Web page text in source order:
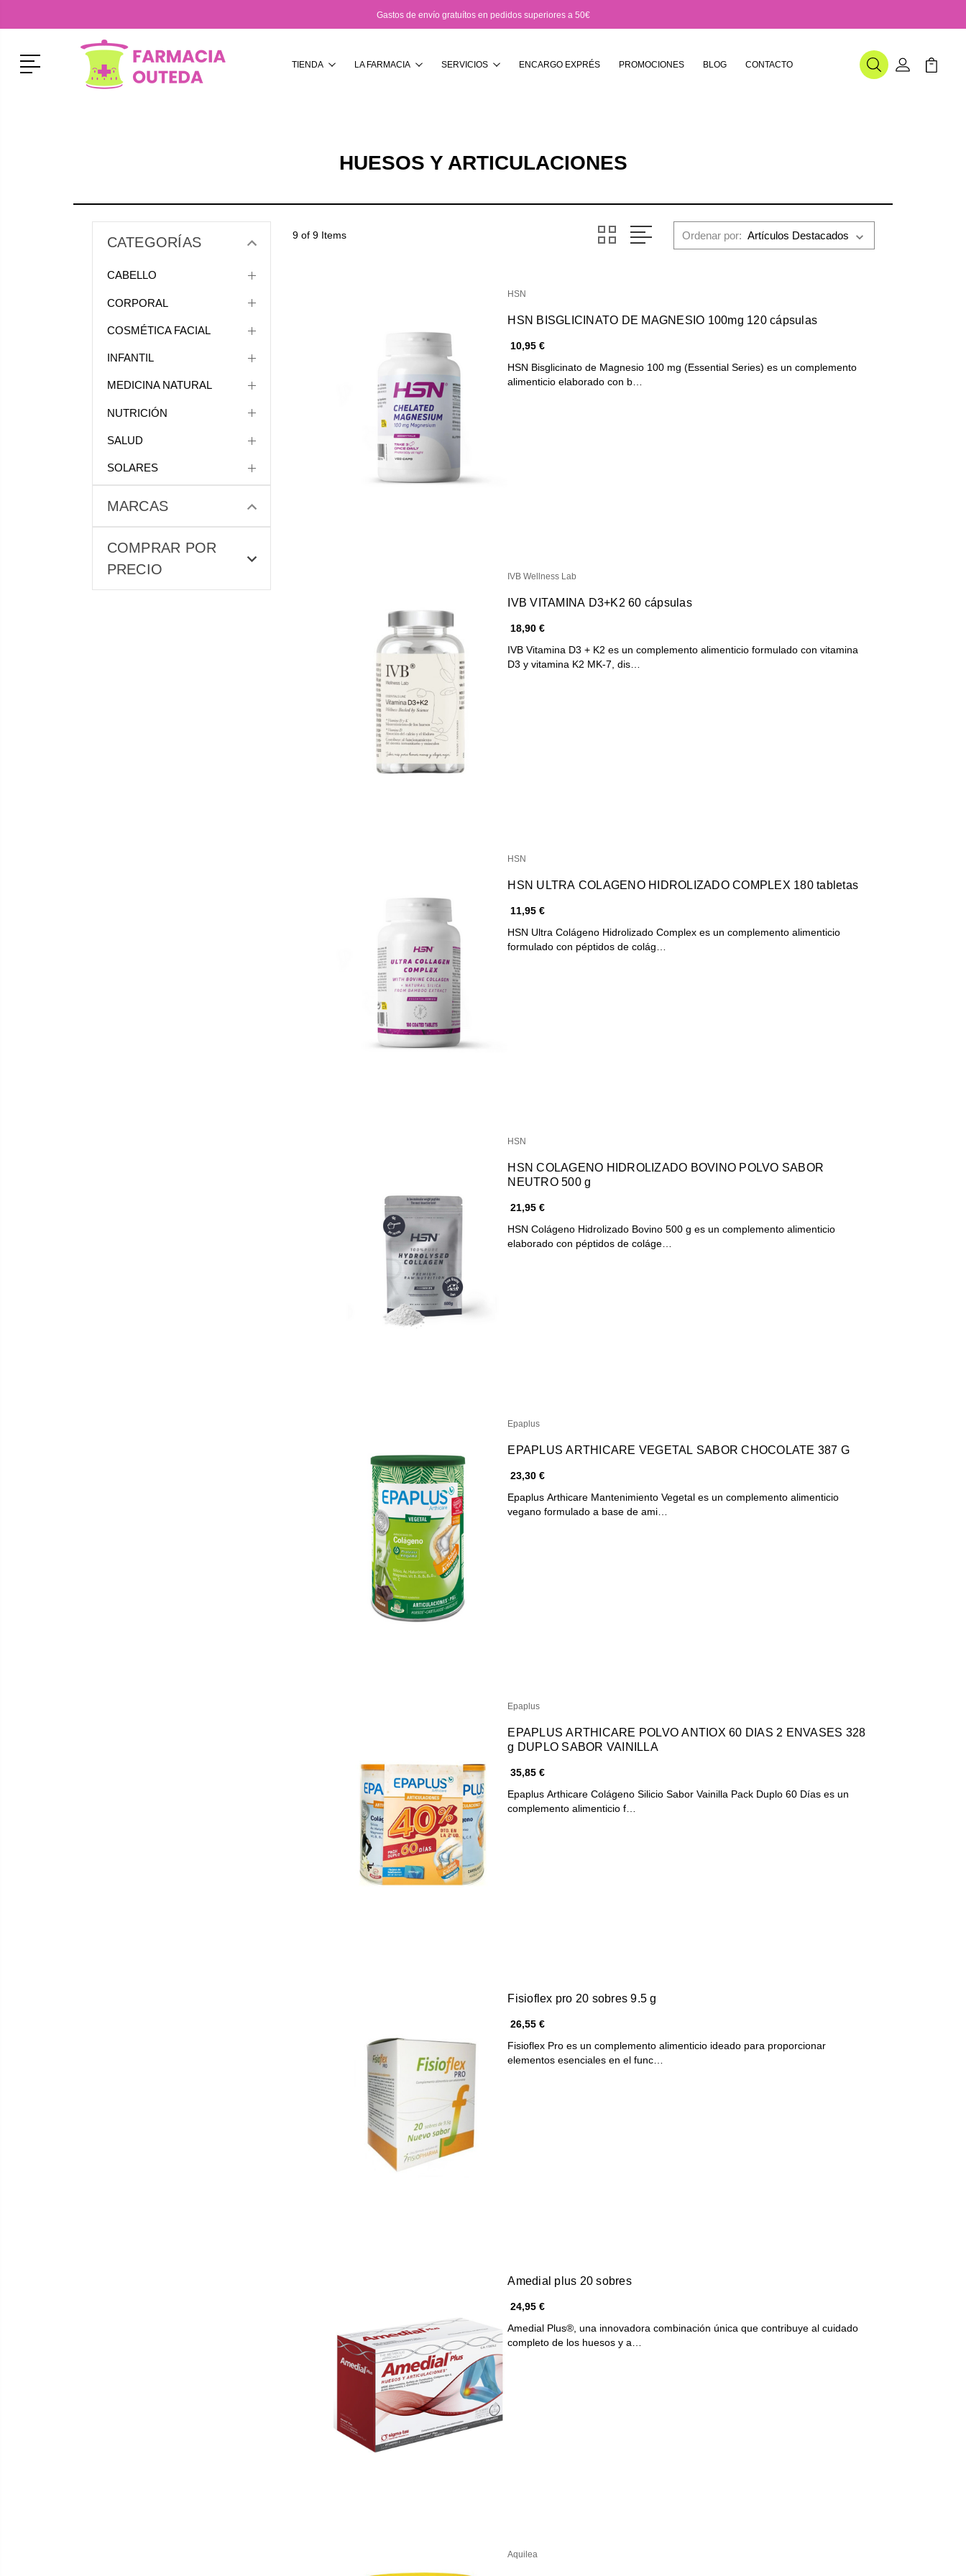
Gastos de envío gratuítos en pedidos superiores a 50€
Menú TIENDA LA FARMACIA SERVICIOS ENCARGO EXPRÉS PROMOCIONES BLOG CONTACTO BuscarMi Cuenta
Mi
HUESOS Y ARTICULACIONES
CATEGORÍAS
CABELLO
CORPORAL
COSMÉTICA FACIAL
INFANTIL
MEDICINA NATURAL
NUTRICIÓN
SALUD
SOLARES
MARCAS
COMPRAR POR
PRECIO
9 of 9 Items Ordenar por:
HSN
HSN BISGLICINATO DE MAGNESIO 100mg 120 cápsulas
10,95 €
HSN Bisglicinato de Magnesio 100 mg (Essential Series) es un complemento
alimenticio elaborado con b…
IVB Wellness Lab
IVB VITAMINA D3+K2 60 cápsulas
18,90 €
IVB Vitamina D3 + K2 es un complemento alimenticio formulado con vitamina
D3 y vitamina K2 MK-7, dis…
HSN
HSN ULTRA COLAGENO HIDROLIZADO COMPLEX 180 tabletas
11,95 €
HSN Ultra Colágeno Hidrolizado Complex es un complemento alimenticio
formulado con péptidos de colág…
HSN
HSN COLAGENO HIDROLIZADO BOVINO POLVO SABOR
NEUTRO 500 g
21,95 €
HSN Colágeno Hidrolizado Bovino 500 g es un complemento alimenticio
elaborado con péptidos de coláge…
Epaplus
EPAPLUS ARTHICARE VEGETAL SABOR CHOCOLATE 387 G
23,30 €
Epaplus Arthicare Mantenimiento Vegetal es un complemento alimenticio
vegano formulado a base de ami…
Epaplus
EPAPLUS ARTHICARE POLVO ANTIOX 60 DIAS 2 ENVASES 328
g DUPLO SABOR VAINILLA
35,85 €
Epaplus Arthicare Colágeno Silicio Sabor Vainilla Pack Duplo 60 Días es un
complemento alimenticio f…
Fisioflex pro 20 sobres 9.5 g
26,55 €
Fisioflex Pro es un complemento alimenticio ideado para proporcionar
elementos esenciales en el func…
Amedial plus 20 sobres
24,95 €
Amedial Plus®, una innovadora combinación única que contribuye al cuidado
completo de los huesos y a…
Aquilea